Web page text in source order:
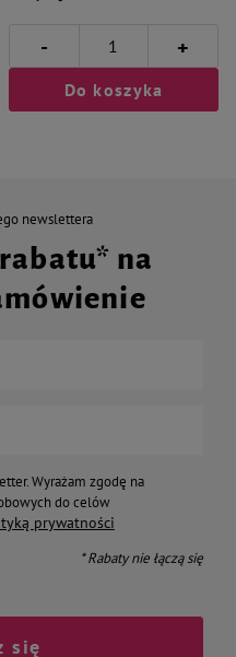
- +
Do koszyka
newslettera
na
Wyrażam zgodę na
do celów
prywatności
* Rabaty nie łączą się
się